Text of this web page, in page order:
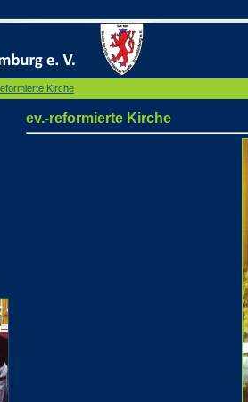
Kirche
ev.-reformierte Kirche